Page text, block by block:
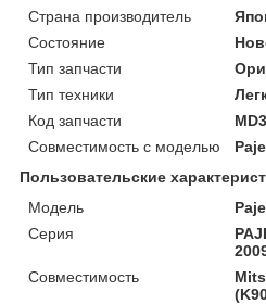
Страна производитель
Состояние
Тип запчасти
Тип техники
Код запчасти
Совместимость с моделью
Пользовательские
Модель
Серия
Совместимость